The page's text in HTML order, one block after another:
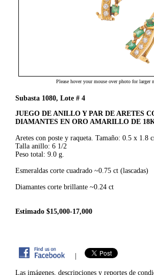
Please hover your mouse over photo for larger
Subasta 1080, Lote # 4
JUEGO DE ANILLO Y PAR DE ARETES
DIAMANTES EN ORO AMARILLO DE
Aretes con poste y raqueta. Tamaño: 0.5 x 1.8
Talla anillo: 6 1/2
Peso total: 9.0 g.
Esmeraldas corte cuadrado ~0.75 ct (lascadas)
Diamantes corte brillante ~0.24 ct
Estimado $15,000-17,000
|
Las imágenes, descripciones y reportes de